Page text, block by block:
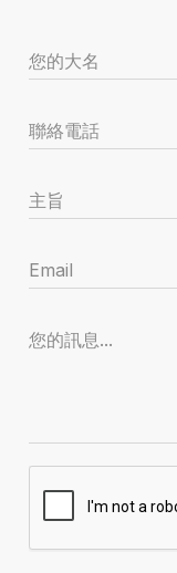
您的大名
聯絡電話
主旨
Email
您的訊息...